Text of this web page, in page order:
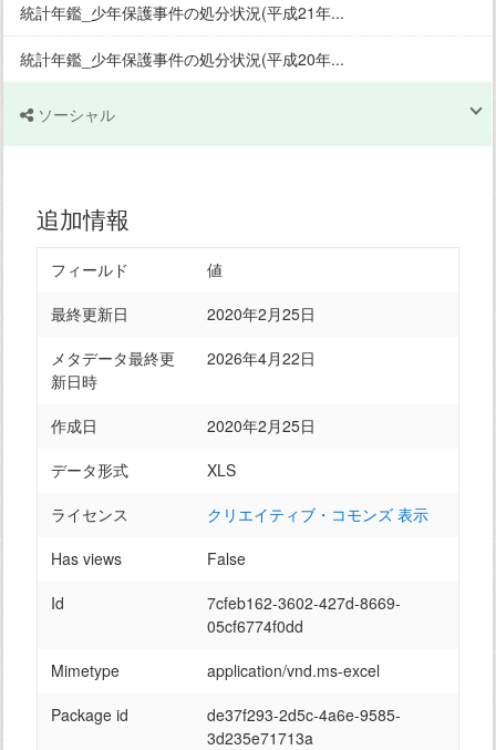
統計年鑑_少年保護事件の処分状況(平成21年...
統計年鑑_少年保護事件の処分状況(平成20年...
ソーシャル
追加情報
フィールド
値
最終更新日
2020年2月25日
メタデータ最終更
新日時
2026年4月22日
作成日
2020年2月25日
データ形式
XLS
ライセンス
クリエイティブ・コモンズ 表示
Has views
False
Id
7cfeb162-3602-427d-8669-
05cf6774f0dd
Mimetype
application/vnd.ms-excel
Package id
de37f293-2d5c-4a6e-9585-
3d235e71713a